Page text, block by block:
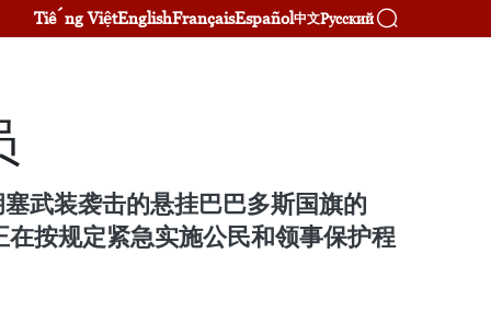
Tiếng ViệtEnglishFrançaisEspañol中文Русский
武装袭击的悬挂巴巴多斯国旗的
按规定紧急实施公民和领事保护程